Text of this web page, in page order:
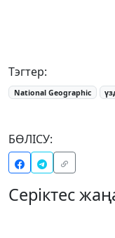
Тэгтер:
National Geographic
БӨЛІСУ:
Серіктес